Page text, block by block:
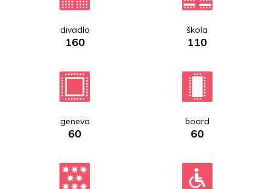
divadlo
160
škola
110
geneva
60
board
60